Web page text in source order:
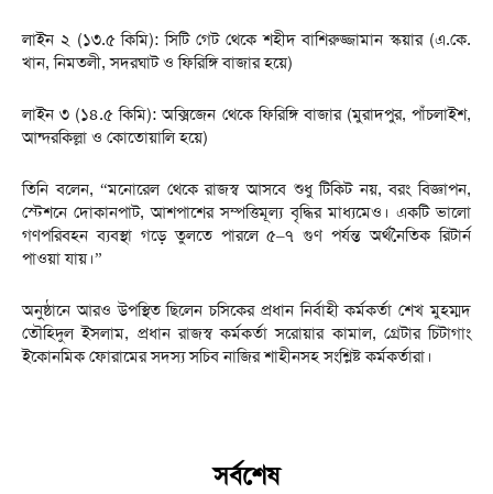
লাইন ২ (১৩.৫ কিমি): সিটি গেট থেকে শহীদ বাশিরুজ্জামান স্কয়ার (এ.কে.
খান, নিমতলী, সদরঘাট ও ফিরিঙ্গি বাজার হয়ে)
লাইন ৩ (১৪.৫ কিমি): অক্সিজেন থেকে ফিরিঙ্গি বাজার (মুরাদপুর, পাঁচলাইশ,
আন্দরকিল্লা ও কোতোয়ালি হয়ে)
তিনি বলেন, “মনোরেল থেকে রাজস্ব আসবে শুধু টিকিট নয়, বরং বিজ্ঞাপন,
স্টেশনে দোকানপাট, আশপাশের সম্পত্তিমূল্য বৃদ্ধির মাধ্যমেও। একটি ভালো
গণপরিবহন ব্যবস্থা গড়ে তুলতে পারলে ৫–৭ গুণ পর্যন্ত অর্থনৈতিক রিটার্ন
পাওয়া যায়।”
অনুষ্ঠানে আরও উপস্থিত ছিলেন চসিকের প্রধান নির্বাহী কর্মকর্তা শেখ মুহম্মদ
তৌহিদুল ইসলাম, প্রধান রাজস্ব কর্মকর্তা সরোয়ার কামাল, গ্রেটার চিটাগাং
ইকোনমিক ফোরামের সদস্য সচিব নাজির শাহীনসহ সংশ্লিষ্ট কর্মকর্তারা।
সর্বশেষ